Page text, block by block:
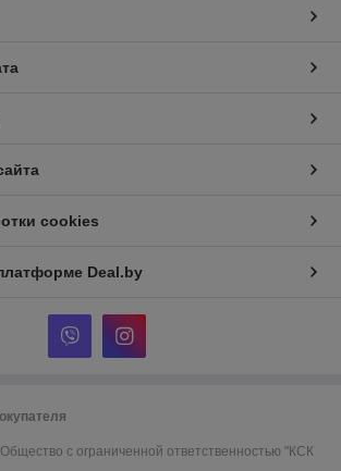
cookies
Deal.by
Общество с ограниченной ответственностью "КСК